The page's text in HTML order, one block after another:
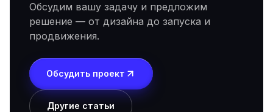
Обсудим вашу задачу и предложим
решение — от дизайна до запуска и
продвижения.
Обсудить проект
Другие статьи